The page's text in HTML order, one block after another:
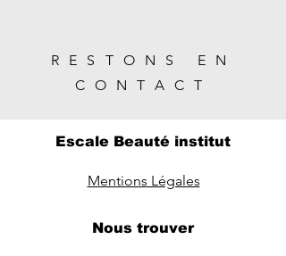
RESTONS EN
CONTACT
Escale Beauté institut
Mentions Légales
Nous trouver